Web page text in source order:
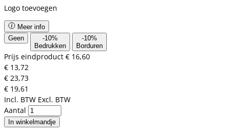
Logo toevoegen
Meer info
Geen
-10%
Bedrukken
-10%
Borduren
Prijs eindproduct € 16,60
€ 13,72
€ 23,73
€ 19,61
Incl. BTW Excl. BTW
Aantal
In winkelmandje